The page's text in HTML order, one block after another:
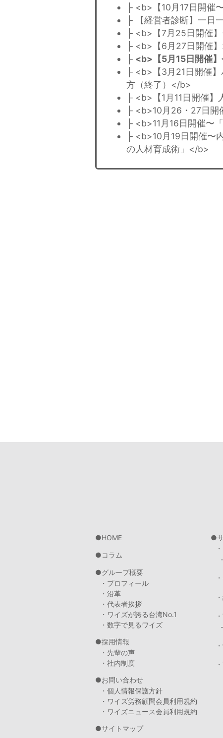
├ <b>【10月17日開催
├ 【経営者診断】一
├ <b>【7月25日開催
├ <b>【6月27日開催
├ <b>【5月15日開催
├ <b>【3月21日開催
方（終了）</b>
├ <b>【1月11日開催
├ <b>10月26・27日開
├ <b>11月16日開催〜
├ <b>10月19日開催〜
の人材育成術」</b>
HOME
コラム
グループ概要
・プロフィール
・沿革
・代表者挨拶
・ワイズが誇る台湾No.1
・数字で見るワイズ
採用情報
・先輩の声
・社内制度
お問い合わせ
・個人情報保護方針
・ワイズ労務顧問会員利用規約
・ワイズニュース会員利用規約
サイトマップ